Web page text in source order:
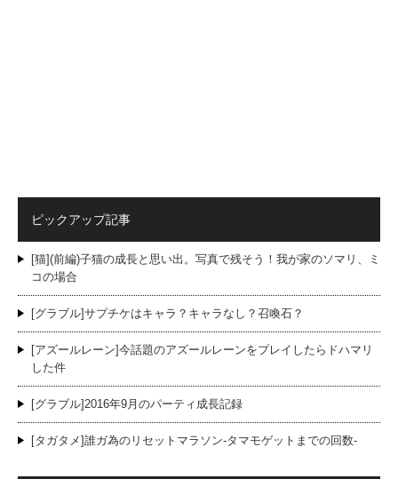
ピックアップ記事
[猫](前編)子猫の成長と思い出。写真で残そう！我が家のソマリ、ミ
コの場合
[グラブル]サプチケはキャラ？キャラなし？召喚石？
[アズールレーン]今話題のアズールレーンをプレイしたらドハマリ
した件
[グラブル]2016年9月のパーティ成長記録
[タガタメ]誰ガ為のリセットマラソン-タマモゲットまでの回数-